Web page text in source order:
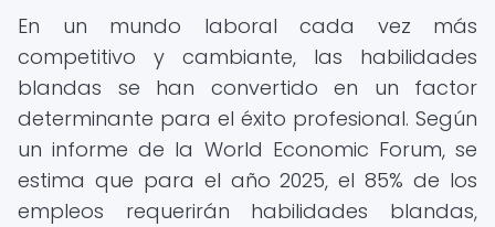
En un mundo laboral cada vez más
competitivo y cambiante, las habilidades
blandas se han convertido en un factor
determinante para el éxito profesional. Según
un informe de la World Economic Forum, se
estima que para el año 2025, el 85% de los
empleos requerirán habilidades blandas,